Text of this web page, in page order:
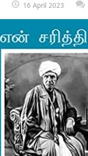
16 April 2023